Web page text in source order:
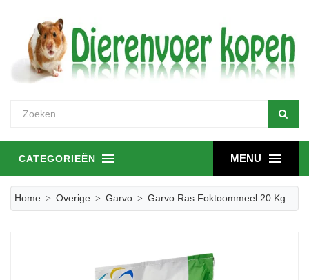
MENU
CATEGORIEËN
Home Overige Garvo Garvo Ras Foktoommeel 20 Kg